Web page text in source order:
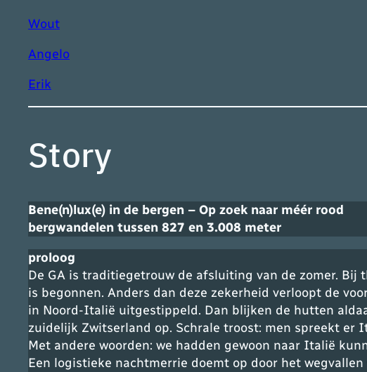
Wout
Angelo
Erik
Story
Bene(n)lux(e) in de bergen – Op zoek naar méér rood
bergwandelen tussen 827 en 3.008 meter
proloog
De GA is traditiegetrouw de afsluiting van de zomer.
is begonnen. Anders dan deze zekerheid verloopt de
in Noord-Italië uitgestippeld. Dan blijken de hutten
zuidelijk Zwitserland op. Schrale troost: men spreekt
Met andere woorden: we hadden gewoon naar Italië
Een logistieke nachtmerrie doemt op door het